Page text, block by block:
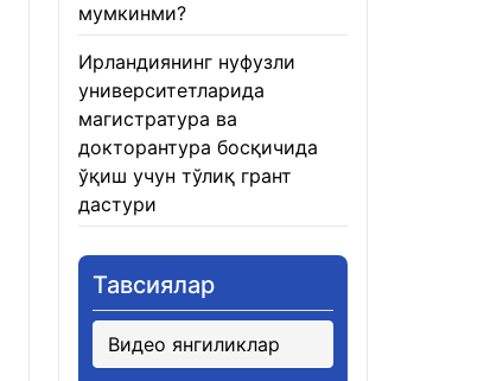
мумкинми?
Ирландиянинг нуфузли
университетларида
магистратура ва
докторантура босқичида
ўқиш учун тўлиқ грант
дастури
Тавсиялар
Видео янгиликлар